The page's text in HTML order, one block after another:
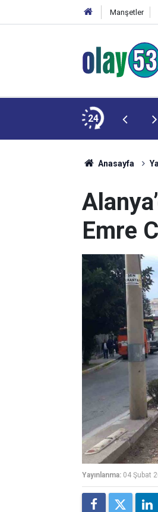
Manşetler
24
Anasayfa
Emre
Yayınlanma: 04 Şubat